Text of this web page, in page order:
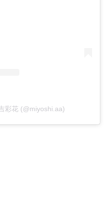
彩花 (@miyoshi.aa)